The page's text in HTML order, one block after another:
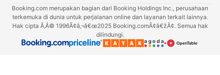
Booking.com merupakan bagian dari Booking Holdings Inc., perusahaan
terkemuka di dunia untuk perjalanan online dan layanan terkait lainnya.
Hak cipta Ã‚Â© 1996Ã¢â‚¬â€œ2025 Booking.comÃ¢â€žÂ¢. Semua hak
dilindungi.